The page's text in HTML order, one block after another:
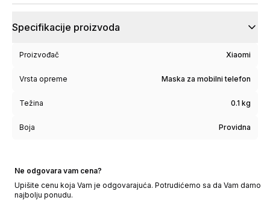
Specifikacije proizvoda
Proizvođač Xiaomi
Vrsta opreme Maska za mobilni telefon
Težina 0.1 kg
Boja Providna
Ne odgovara vam cena?
Upišite cenu koja Vam je odgovarajuća. Potrudićemo sa da Vam damo
najbolju ponudu.